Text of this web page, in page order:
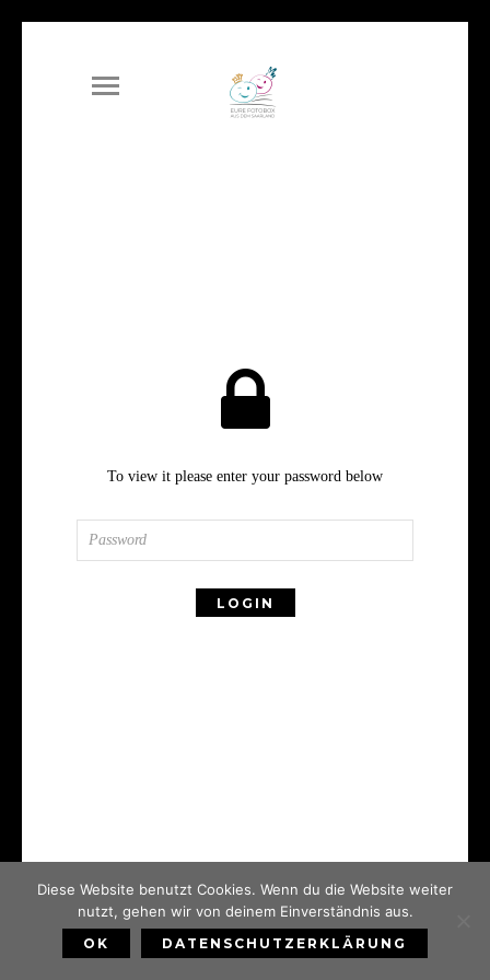
To view it please enter your password below
Diese Website benutzt Cookies. Wenn du die Website weiter
nutzt, gehen wir von deinem Einverständnis aus.
OK DATENSCHUTZERKLÄRUNG